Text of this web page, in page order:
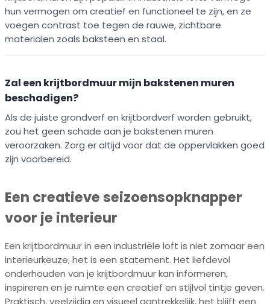
hun vermogen om creatief en functioneel te zijn, en ze
voegen contrast toe tegen de rauwe, zichtbare
materialen zoals baksteen en staal.
Zal een krijtbordmuur mijn bakstenen muren
beschadigen?
Als de juiste grondverf en krijtbordverf worden gebruikt,
zou het geen schade aan je bakstenen muren
veroorzaken. Zorg er altijd voor dat de oppervlakken goed
zijn voorbereid.
Een creatieve seizoensopknapper
voor je interieur
Een krijtbordmuur in een industriële loft is niet zomaar een
interieurkeuze; het is een statement. Het liefdevol
onderhouden van je krijtbordmuur kan informeren,
inspireren en je ruimte een creatief en stijlvol tintje geven.
Praktisch, veelzijdig en visueel aantrekkelijk, het blijft een